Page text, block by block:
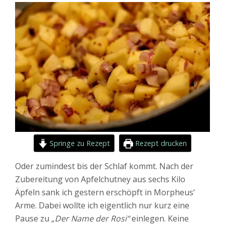
Springe zu Rezept Rezept drucken
Oder zumindest bis der Schlaf kommt. Nach der
Zubereitung von Apfelchutney aus sechs Kilo
Äpfeln sank ich gestern erschöpft in Morpheus‘
Arme. Dabei wollte ich eigentlich nur kurz eine
Pause zu „Der Name der Rosi“einlegen. Keine